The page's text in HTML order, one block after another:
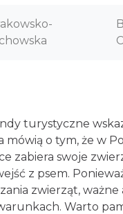
turystyczne
mówią o tym, że w
zabiera swoje
z psem.
zwierząt,
Warto